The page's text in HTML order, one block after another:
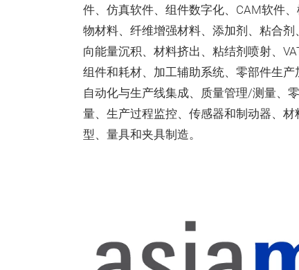
件、仿真软件、组件数字化、CAM软件
物材料、纤维增强材料、添加剂、粘合
向能量沉积、材料挤出、粘结剂喷射、
组件和耗材、加工辅助系统、零部件生
自动化与生产线集成、质量管理/测量、
量、生产过程监控、传感器和制动器、
型、量具和夹具制造。